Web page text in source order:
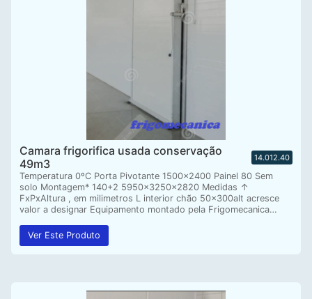
Camara frigorifica usada conservação
49m3
14.012.40
Temperatura 0ºC Porta Pivotante 1500×2400 Painel 80 Sem
solo Montagem* 140+2 5950x3250x2820 Medidas ↑
FxPxAltura , em milimetros L interior chão 50x300alt acresce
valor a designar Equipamento montado pela Frigomecanica…
Ver Este Produto